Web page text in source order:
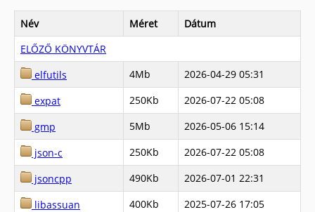
Név Méret
Dátum
ELŐZŐ KÖNYVTÁR
elfutils
4Mb
2026-04-29 05:31
expat
250Kb
2026-07-22 05:08
gmp
5Mb
2026-05-06 15:14
json-c
250Kb
2026-07-22 05:08
jsoncpp
490Kb
2026-07-01 22:31
libassuan
400Kb
2025-07-26 17:05